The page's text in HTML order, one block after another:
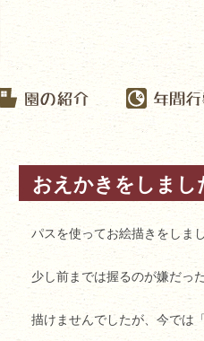
おえかきをしま
パスを使ってお絵描きをしま
少し前までは握るのが嫌だっ
描けませんでしたが、今では